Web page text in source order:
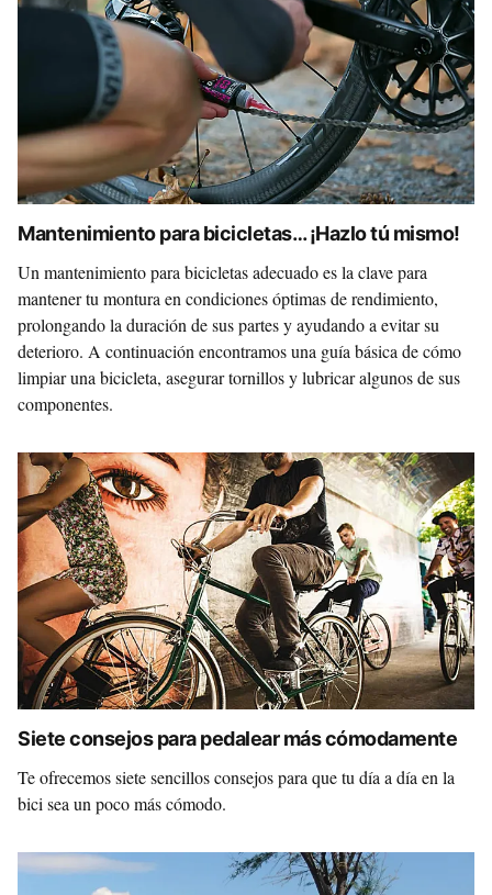
Mantenimiento para bicicletas… ¡Hazlo tú mismo!
Un mantenimiento para bicicletas adecuado es la clave para
mantener tu montura en condiciones óptimas de rendimiento,
prolongando la duración de sus partes y ayudando a evitar su
deterioro. A continuación encontramos una guía básica de cómo
limpiar una bicicleta, asegurar tornillos y lubricar algunos de sus
componentes.
Siete consejos para pedalear más cómodamente
Te ofrecemos siete sencillos consejos para que tu día a día en la
bici sea un poco más cómodo.